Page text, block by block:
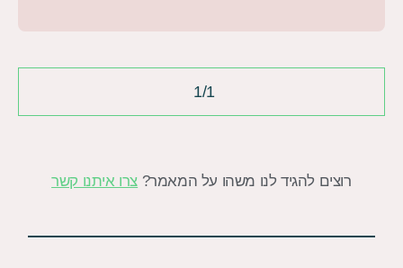
1/1
רוצים להגיד לנו משהו על המאמר? צרו איתנו קשר